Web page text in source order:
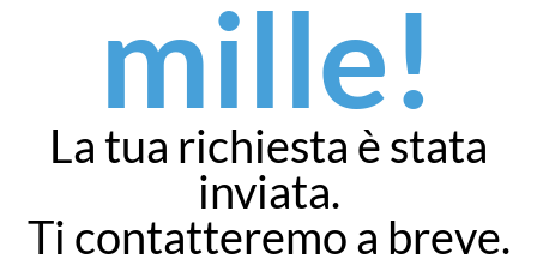
mille!
La tua richiesta è stata
inviata.
Ti contatteremo a breve.